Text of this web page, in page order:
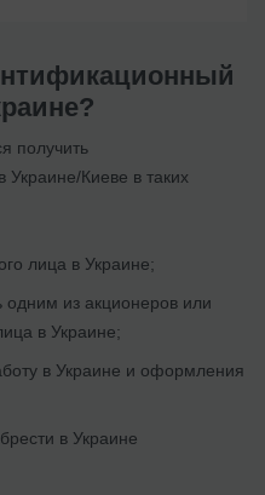
получить
Киеве в таких
лица в Украине;
одним из акционеров или
в Украине;
в Украине и оформления
в Украине